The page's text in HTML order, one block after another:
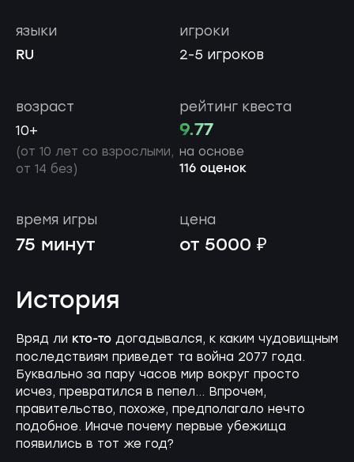
игроки
2-5 игроков
языки
RU
возраст
10+
(от 10 лет со взрослыми,
от 14 без)
рейтинг квеста
9.77
на основе
116 оценок
время игры
75 минут
цена
от 5000 ₽
История
Вряд ли кто-то догадывался, к каким чудовищным
последствиям приведет та война 2077 года.
Буквально за пару часов мир вокруг просто
исчез, превратился в пепел… Впрочем,
правительство, похоже, предполагало нечто
подобное. Иначе почему первые убежища
появились в тот же год?